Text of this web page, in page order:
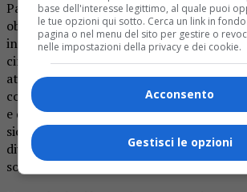
Paese dovranno dunque riflettere e
obiettivi comuni. La Commissione Ue si
investimenti su larga scala in energie
circolare e riduzione dell’inquinamento.
atte allariduzione del divario tra
con programmi a sostegno alla
e della riqualificazione dei lavoratori.
sicuramente ricorrente è poi
diventare sempre più resilienti per
sopportare crisi future.
base dell'interesse legittimo, al quale puoi
le tue opzioni qui sotto. Cerca un link in
pagina o nel menu del sito per gestire o
nelle impostazioni della privacy e dei cookie.
Acconsento
Gestisci le opzioni